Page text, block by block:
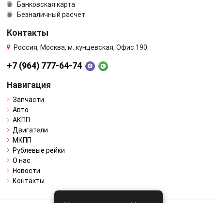
Банковская карта
Безналичный расчёт
Контакты
Россия, Москва, м. кунцевская, Офис 190
+7 (964) 777-64-74
Навигация
Запчасти
Авто
АКПП
Двигатели
МКПП
Рублевые рейки
О нас
Новости
Контакты